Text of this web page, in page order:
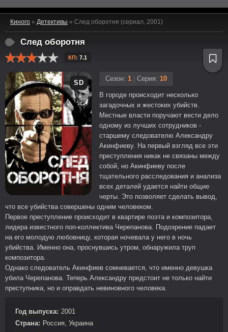
Киного » Детективы » След оборотня (сериал, 2001)
След оборотня
КП: 7.1
SD
Сезон: 1 Серия: 10
В городе происходит несколько
загадочных и жестоких убийств.
Местные власти поручают вести дело
одному из лучших сотрудников -
старшему следователю Александру
Акинфиеву. На первый взгляд все эти
преступления никак не связаны между
собой, но Акинфиеву после
тщательного расследования и анализа
всех деталей удается найти общие
черты. Это позволяет сделать вывод,
что все убийства совершены одним человеком.
Первое преступление происходит в квартире поэта и композитора,
лидера известного поп-коллектива Черепанова. Подозрение падает
на его молодую любовницу, которая ночевала у него в ночь
убийства. Именно она, проснувшись утром, обнаружила труп
композитора.
Однако следователь Акинфиев сомневается, что именно девушка
убила Черепанова. Теперь Александру предстоит не только найти
преступника, но и оправдать невиновного человека.
Год выпуска: 2001
Страна: Россия, Украина